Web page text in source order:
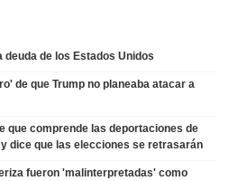
de los Estados Unidos
de que Trump no planeaba atacar a
que comprende las deportaciones de
dice que las elecciones se retrasarán
fueron 'malinterpretadas' como